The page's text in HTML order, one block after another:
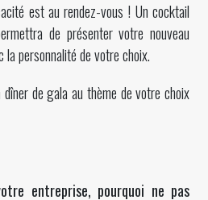
est au rendez-vous ! Un cocktail
de présenter votre nouveau
personnalité de votre choix.
de gala au thème de votre choix
entreprise, pourquoi ne pas